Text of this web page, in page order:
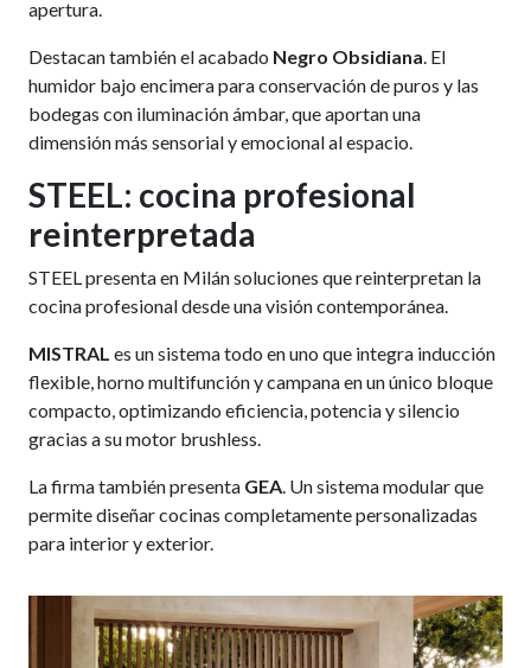
apertura.
Destacan también el acabado Negro Obsidiana . El
humidor bajo encimera para conservación de puros y las
bodegas con iluminación ámbar, que aportan una
dimensión más sensorial y emocional al espacio.
STEEL: cocina profesional
reinterpretada
STEEL presenta en Milán soluciones que reinterpretan la
cocina profesional desde una visión contemporánea.
MISTRAL es un sistema todo en uno que integra inducción
flexible, horno multifunción y campana en un único bloque
compacto, optimizando eficiencia, potencia y silencio
gracias a su motor brushless.
La firma también presenta GEA. Un sistema modular que
permite diseñar cocinas completamente personalizadas
para interior y exterior.